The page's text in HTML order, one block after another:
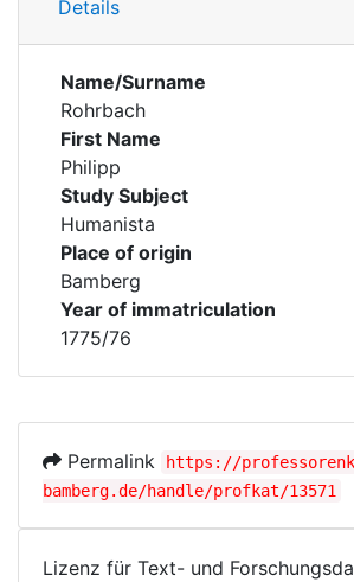
Details
Name/Surname
Rohrbach
First Name
Philipp
Study Subject
Humanista
Place of origin
Bamberg
Year of immatriculation
1775/76
Permalink
https://
bamberg.de/handle/profkat/13571
Lizenz für Text- und